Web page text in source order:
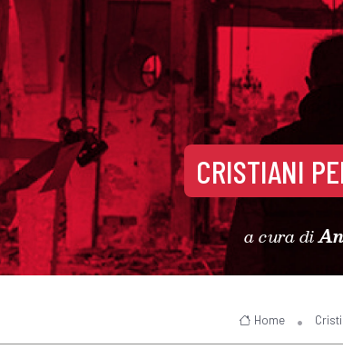
CRISTIANI
a cura di
Home